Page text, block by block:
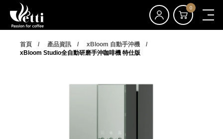
0
首頁 產品資訊
xBloom 自動手沖機
xBloom Studio全自動研磨手沖咖啡機 特仕版